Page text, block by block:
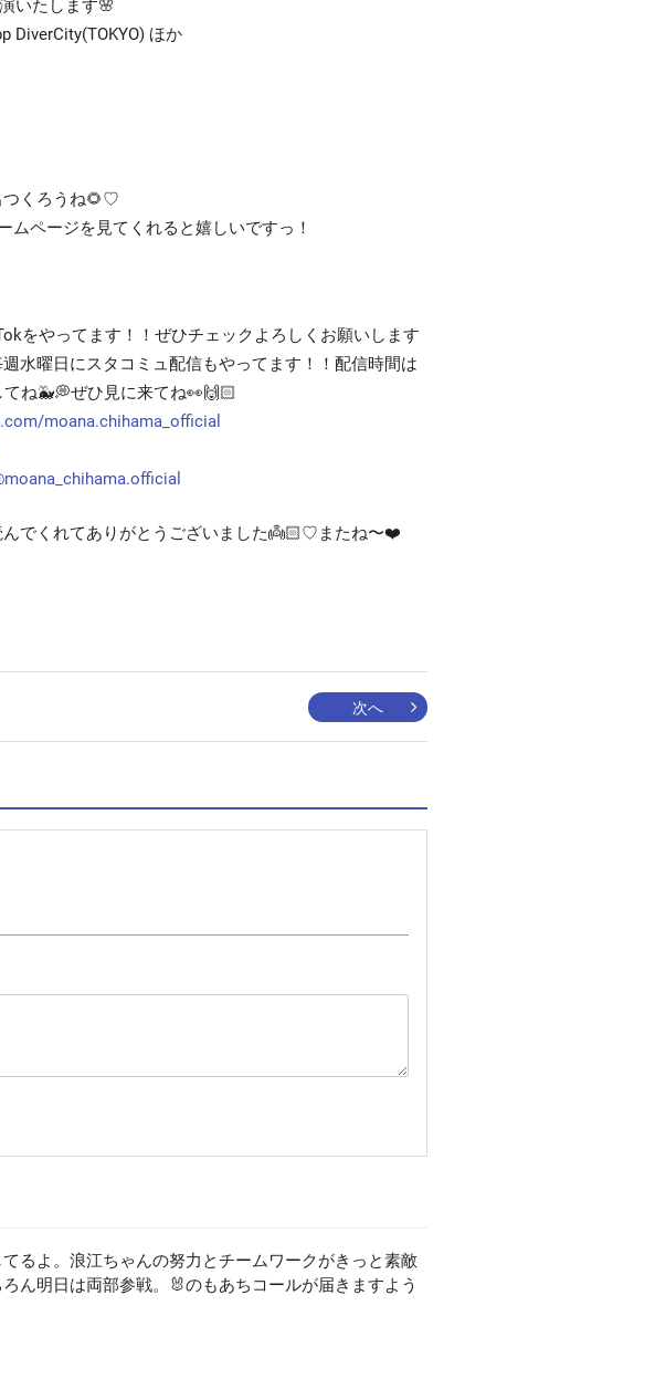
いたします🌸
DiverCity(TOKYO) ほか
つくろうね🌻♡
ムページを見てくれると嬉しいですっ！
をやってます！！ぜひチェックよろしくお願いします
水曜日にスタコミュ配信もやってます！！配信時間は
ね🐳💭ぜひ見に来てね👀🙌🏻
moana.chihama_official
でくれてありがとうございました👼🏻♡またね〜❤️
次へ
るよ。浪江ちゃんの努力とチームワークがきっと素敵
ん明日は両部参戦。🐰のもあちコールが届きますよう